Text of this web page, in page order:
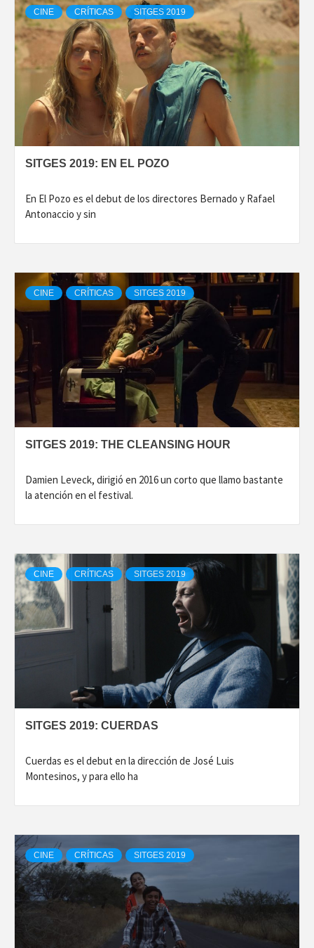
CINE CRÍTICAS SITGES 2019
SITGES 2019: EN EL POZO
En El Pozo es el debut de los directores Bernado y Rafael
Antonaccio y sin
CINE CRÍTICAS SITGES 2019
SITGES 2019: THE CLEANSING HOUR
Damien Leveck, dirigió en 2016 un corto que llamo bastante
la atención en el festival.
CINE CRÍTICAS SITGES 2019
SITGES 2019: CUERDAS
Cuerdas es el debut en la dirección de José Luis
Montesinos, y para ello ha
CINE CRÍTICAS SITGES 2019